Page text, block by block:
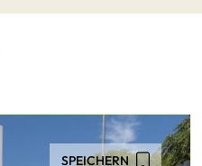
SPEICHERN